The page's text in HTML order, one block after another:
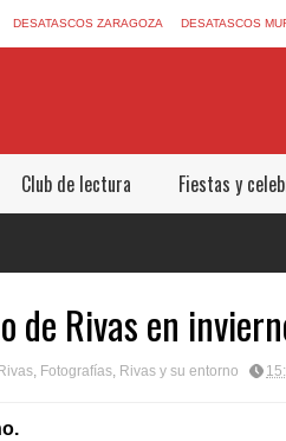
DESATASCOS ZARAGOZA DESATASCOS
Club de lectura Fiestas y
de Rivas en
, Fotografías, Rivas y su entorno